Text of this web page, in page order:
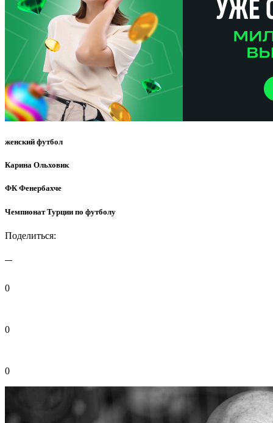
женский футбол
Карина Ольховик
ФК Фенербахче
Чемпионат Турции по футболу
Поделиться:
0
0
0